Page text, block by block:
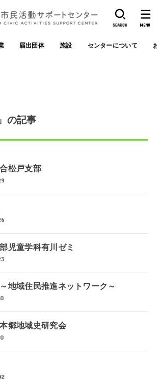
届出団体 施設 センターについて
SEARCH MENU
の記事
松戸支部
児童学科有川ゼミ
地域住民推進ネットワーク～
郷地域史研究会